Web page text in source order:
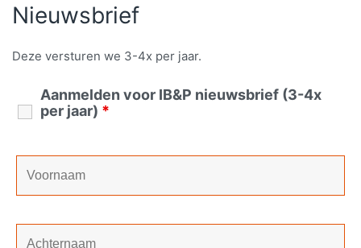
Nieuwsbrief
Deze versturen we 3-4x per jaar.
Aanmelden voor IB&P nieuwsbrief (3-4x
per jaar) *